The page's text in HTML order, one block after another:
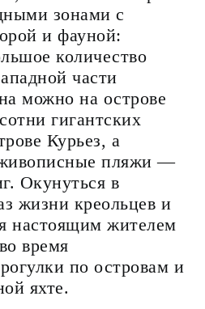
зонами с
и фауной:
количество
части
можно на острове
гигантских
Курьез, а
пляжи —
Окунуться в
жизни креольцев и
настоящим жителем
время
по островам и
яхте.